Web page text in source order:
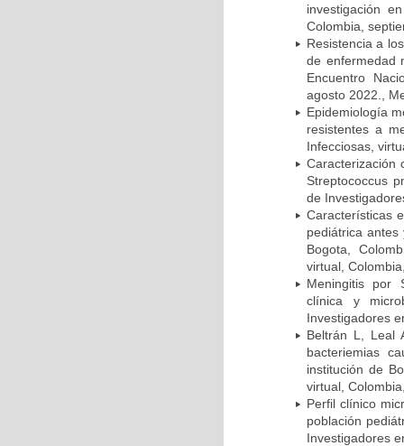
investigación
Colombia,
Resistencia a
de enfermedad
Encuentro
agosto 2022.,
Epidemiología
resistentes a
Infecciosas,
Caracterización
Streptococcus
de
Características
pediátrica
Bogota,
virtual,
Meningitis por
clínica y
Investigadores
Beltrán L, Leal
bacteriemias
institución de
virtual,
Perfil clínico
población
Investigadores